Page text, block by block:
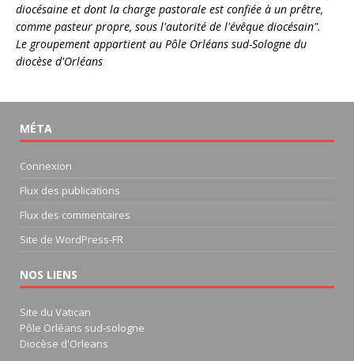
diocésaine et dont la charge pastorale est confiée à un prêtre,
comme pasteur propre, sous l'autorité de l'évêque diocésain".
Le groupement appartient au Pôle Orléans sud-Sologne du
diocèse d'Orléans
MÉTA
Connexion
Flux des publications
Flux des commentaires
Site de WordPress-FR
NOS LIENS
Site du Vatican
Pôle Orléans sud-sologne
Diocèse d'Orleans